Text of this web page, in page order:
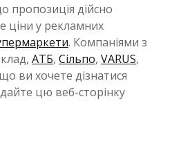
пропозиція дійсно
ціни у рекламних
. Компаніями з
АТБ, Сільпо, VARUS,
ви хочете дізнатися
цю веб-сторінку